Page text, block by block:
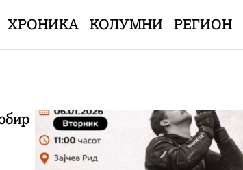
ХРОНИКА КОЛУМНИ РЕГИОН